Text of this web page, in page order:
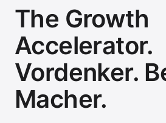
The Growth
Accelerator.
Vordenker.
Macher.